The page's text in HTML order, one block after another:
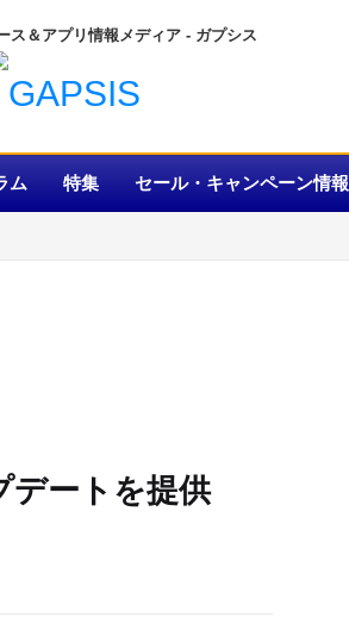
ス＆アプリ情報メディア
ム 特集 セール・キャンペーン情報
ートを提供